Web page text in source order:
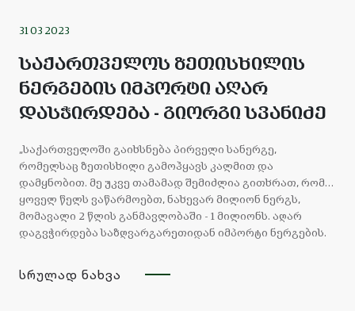
ეს
არის
საქართველოს
შესაძლებლობის
დემონსტრაცია
31 03 2023
საქართველოს ზეთისხილის
ნერგების იმპორტი აღარ
დასჭირდება - გიორგი სვანიძე
„საქართველოში გაიხსნება პირველი სანერგე,
რომელსაც ზეთისხილი გამოჰყავს კალმით და
დამყნობით. მე უკვე თამამად შემიძლია გითხრათ, რომ
ყოველ წელს ვაწარმოებთ, ნახევარ მილიონ ნერგს,
მომავალი 2 წლის განმავლობაში - 1 მილიონს. აღარ
დაგვჭირდება საზღვარგარეთიდან იმპორტი ნერგების.
ნერგს თავიდანვე ვსტრესავთ, რომ უფრო ძლიერი
სრულად ნახვა